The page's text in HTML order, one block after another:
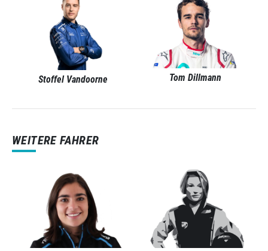
Stoffel Vandoorne Tom Dillmann
WEITERE FAHRER